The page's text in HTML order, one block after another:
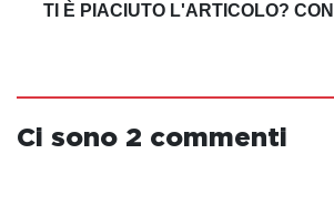
TI È PIACIUTO L'ARTICOLO?
Ci sono 2 commenti